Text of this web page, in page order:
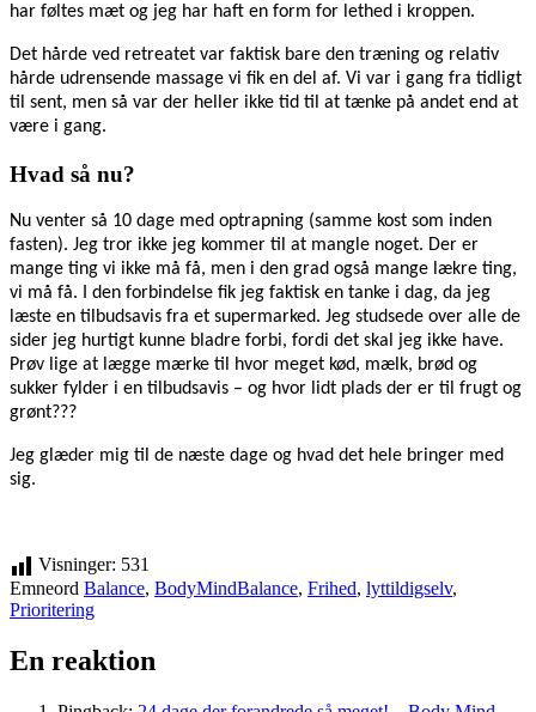
har føltes mæt og jeg har haft en form for lethed i kroppen.
Det hårde ved retreatet var faktisk bare den træning og relativ
hårde udrensende massage vi fik en del af. Vi var i gang fra tidligt
til sent, men så var der heller ikke tid til at tænke på andet end at
være i gang.
Hvad så nu?
Nu venter så 10 dage med optrapning (samme kost som inden
fasten). Jeg tror ikke jeg kommer til at mangle noget. Der er
mange ting vi ikke må få, men i den grad også mange lækre ting,
vi må få. I den forbindelse fik jeg faktisk en tanke i dag, da jeg
læste en tilbudsavis fra et supermarked. Jeg studsede over alle de
sider jeg hurtigt kunne bladre forbi, fordi det skal jeg ikke have.
Prøv lige at lægge mærke til hvor meget kød, mælk, brød og
sukker fylder i en tilbudsavis – og hvor lidt plads der er til frugt og
grønt???
Jeg glæder mig til de næste dage og hvad det hele bringer med
sig.
Visninger: 531
Emneord Balance, BodyMindBalance, Frihed, lyttildigselv,
Prioritering
En reaktion